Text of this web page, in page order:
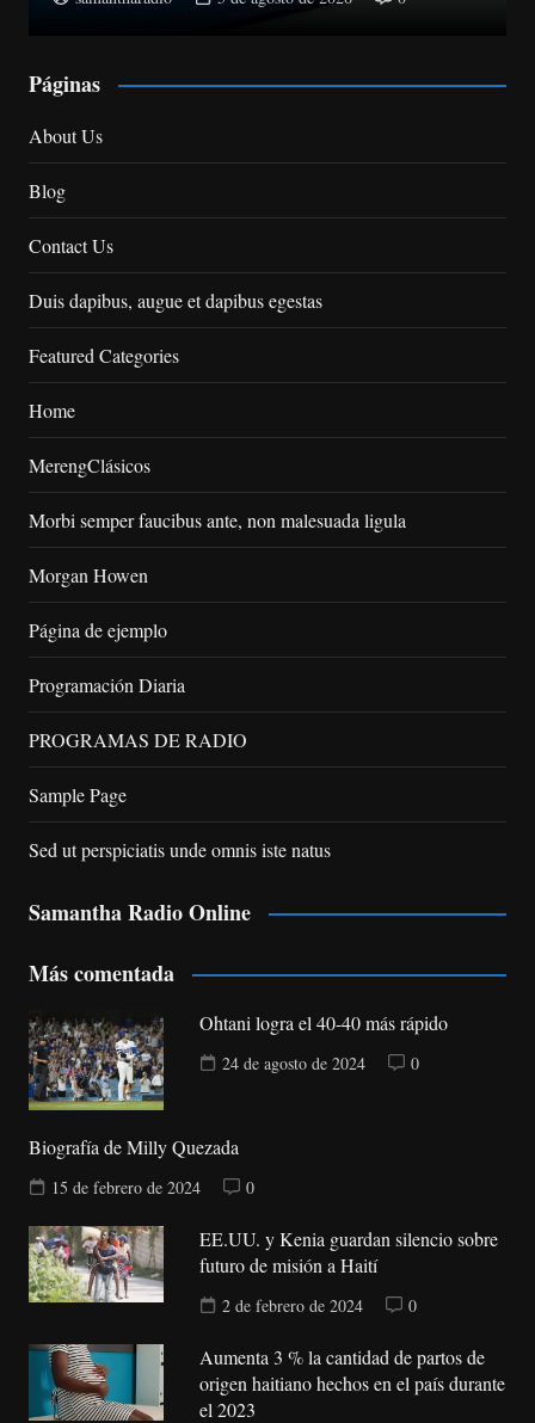
Páginas
About Us
Blog
Contact Us
Duis dapibus, augue et dapibus egestas
Featured Categories
Home
MerengClásicos
Morbi semper faucibus ante, non malesuada ligula
Morgan Howen
Página de ejemplo
Programación Diaria
PROGRAMAS DE RADIO
Sample Page
Sed ut perspiciatis unde omnis iste natus
Samantha Radio Online
Más comentada
Ohtani logra el 40-40 más rápido
24 de agosto de 2024 0
Biografía de Milly Quezada
15 de febrero de 2024 0
EE.UU. y Kenia guardan silencio sobre
futuro de misión a Haití
2 de febrero de 2024 0
Aumenta 3 % la cantidad de partos de
origen haitiano hechos en el país durante
el 2023